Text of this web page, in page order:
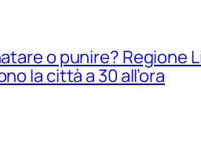
o punire? Regione
la città a 30 all’ora